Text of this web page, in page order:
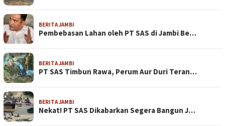
BERITA JAMBI
Pembebasan Lahan oleh PT SAS di Jambi Be…
BERITA JAMBI
PT SAS Timbun Rawa, Perum Aur Duri Teran…
BERITA JAMBI
Nekat! PT SAS Dikabarkan Segera Bangun J…